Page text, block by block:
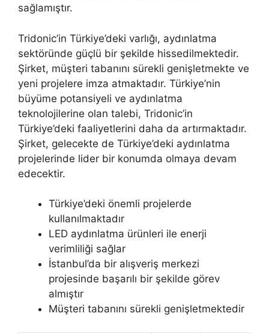
sağlamıştır.
Tridonic’in Türkiye’deki varlığı, aydınlatma
sektöründe güçlü bir şekilde hissedilmektedir.
Şirket, müşteri tabanını sürekli genişletmekte ve
yeni projelere imza atmaktadır. Türkiye’nin
büyüme potansiyeli ve aydınlatma
teknolojilerine olan talebi, Tridonic’in
Türkiye’deki faaliyetlerini daha da artırmaktadır.
Şirket, gelecekte de Türkiye’deki aydınlatma
projelerinde lider bir konumda olmaya devam
edecektir.
Türkiye’deki önemli projelerde
kullanılmaktadır
LED aydınlatma ürünleri ile enerji
verimliliği sağlar
İstanbul’da bir alışveriş merkezi
projesinde başarılı bir şekilde görev
almıştır
Müşteri tabanını sürekli genişletmektedir